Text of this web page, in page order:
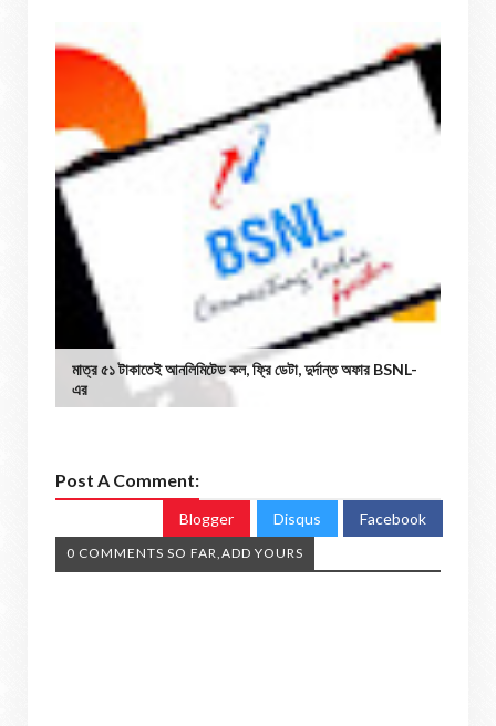
মাত্র ৫১ টাকাতেই আনলিমিটেড কল, ফ্রি ডেটা, দুর্দান্ত অফার BSNL-
এর
Post A Comment:
Blogger Disqus Facebook
0 COMMENTS SO FAR,ADD YOURS